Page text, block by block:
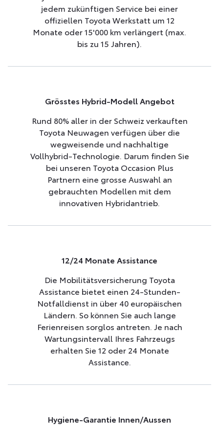
Unsere Modelle
jedem zukünftigen Service bei einer
offiziellen Toyota Werkstatt um 12
Monate oder 15'000 km verlängert (max.
bis zu 15 Jahren).
Grösstes Hybrid-Modell Angebot
Rund 80% aller in der Schweiz verkauften
Toyota Neuwagen verfügen über die
wegweisende und nachhaltige
Vollhybrid-Technologie. Darum finden Sie
bei unseren Toyota Occasion Plus
Partnern eine grosse Auswahl an
gebrauchten Modellen mit dem
innovativen Hybridantrieb.
12/24 Monate Assistance
Die Mobilitätsversicherung Toyota
Assistance bietet einen 24-Stunden-
Notfalldienst in über 40 europäischen
Ländern. So können Sie auch lange
Ferienreisen sorglos antreten. Je nach
Wartungsintervall Ihres Fahrzeugs
erhalten Sie 12 oder 24 Monate
Assistance.
Hygiene-Garantie Innen/Aussen